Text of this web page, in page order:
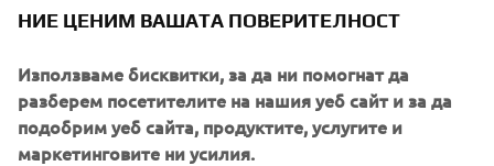
February 2021
golf course control and management, but also to offer
players a serious enjoyment upgrade, the exclusive new
GPS-based YamaTrack® system brings sophisticated
geofencing software on board the golf car, with a multi-
НИЕ ЦЕНИМ ВАШАТА ПОВЕРИТЕЛНОСТ
Използваме бисквитки, за да ни помогнат да
разберем посетителите на нашия уеб сайт и за да
подобрим уеб сайта, продуктите, услугите и
маркетинговите ни усилия.